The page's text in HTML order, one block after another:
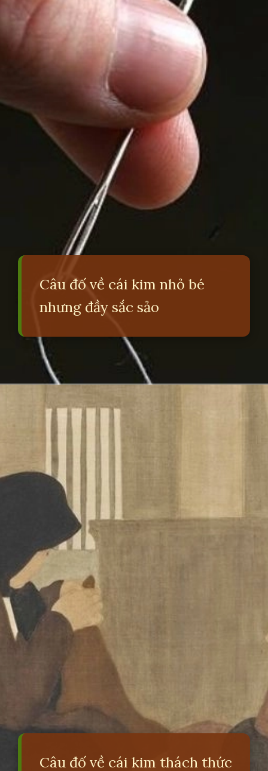
Câu đố về cái kim nhỏ bé
nhưng đầy sắc sảo
Câu đố về cái kim thách thức